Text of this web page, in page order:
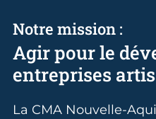
Agir pour le
entreprises
Notre mission :
La CMA Nouvelle-